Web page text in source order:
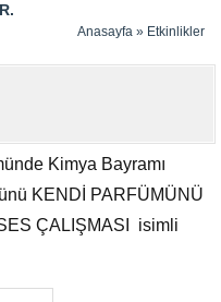
Anasayfa » Etkinlikler
Kimya Bayramı
KENDİ PARFÜMÜNÜ
ÇALIŞMASI isimli